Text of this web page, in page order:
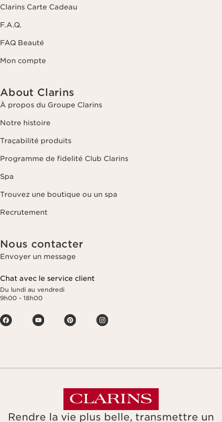
Clarins Carte Cadeau
F.A.Q.
FAQ Beauté
Mon compte
About Clarins
À propos du Groupe Clarins
Notre histoire
Traçabilité produits
Programme de fidelité Club Clarins
Spa
Trouvez une boutique ou un spa
Recrutement
Nous contacter
Envoyer un message
Chat avec le service client
Du lundi au vendredi
9h00 - 18h00
Rendre la vie plus belle, transmettre un